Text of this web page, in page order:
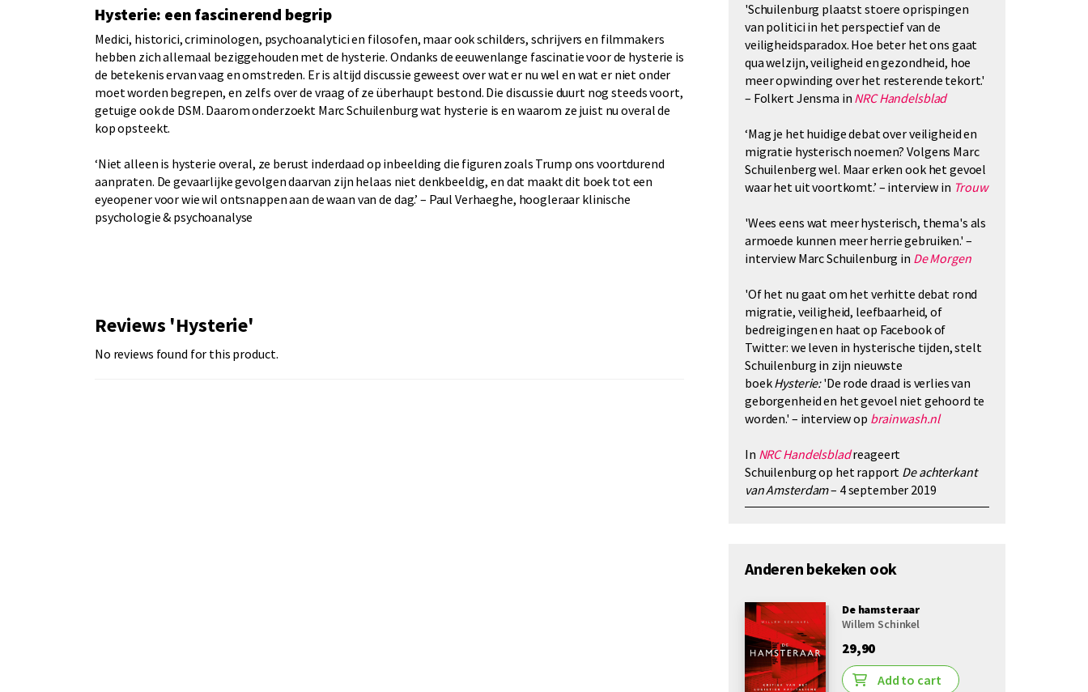
Hysterie: een fascinerend begrip
Medici, historici, criminologen, psychoanalytici en filosofen, maar ook schilders, schrijvers en filmmakers
hebben zich allemaal beziggehouden met de hysterie. Ondanks de eeuwenlange fascinatie voor de hysterie is
de betekenis ervan vaag en omstreden. Er is altijd discussie geweest over wat er nu wel en wat er niet onder
moet worden begrepen, en zelfs over de vraag of ze überhaupt bestond. Die discussie duurt nog steeds voort,
getuige ook de DSM. Daarom onderzoekt Marc Schuilenburg wat hysterie is en waarom ze juist nu overal de
kop opsteekt.
‘Niet alleen is hysterie overal, ze berust inderdaad op inbeelding die figuren zoals Trump ons voortdurend
aanpraten. De gevaarlijke gevolgen daarvan zijn helaas niet denkbeeldig, en dat maakt dit boek tot een
eyeopener voor wie wil ontsnappen aan de waan van de dag.’ – Paul Verhaeghe, hoogleraar klinische
psychologie & psychoanalyse
Reviews 'Hysterie'
No reviews found for this product.
'Schuilenburg plaatst stoere oprispingen
van politici in het perspectief van de
veiligheidsparadox. Hoe beter het ons gaat
qua welzijn, veiligheid en gezondheid, hoe
meer opwinding over het resterende tekort.'
– Folkert Jensma in NRC Handelsblad
‘Mag je het huidige debat over veiligheid en
migratie hysterisch noemen? Volgens Marc
Schuilenberg wel. Maar erken ook het gevoel
waar het uit voortkomt.’ – interview in Trouw
'Wees eens wat meer hysterisch, thema's als
armoede kunnen meer herrie gebruiken.' –
interview Marc Schuilenburg in De Morgen
'Of het nu gaat om het verhitte debat rond
migratie, veiligheid, leefbaarheid, of
bedreigingen en haat op Facebook of
Twitter: we leven in hysterische tijden, stelt
Schuilenburg in zijn nieuwste
boekHysterie:'De rode draad is verlies van
geborgenheid en het gevoel niet gehoord te
worden.' – interview op brainwash.nl
In NRC Handelsbladreageert
Schuilenburg op het rapport De achterkant
van Amsterdam– 4 september 2019
Anderen bekeken ook
De hamsteraar
Willem Schinkel
29,90
Add to cart